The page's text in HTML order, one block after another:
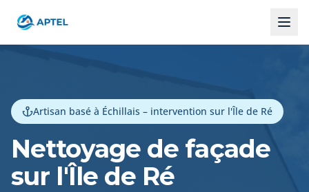
Artisan basé à Échillais – intervention sur l'Île de Ré
Nettoyage de façade
sur l'Île de Ré